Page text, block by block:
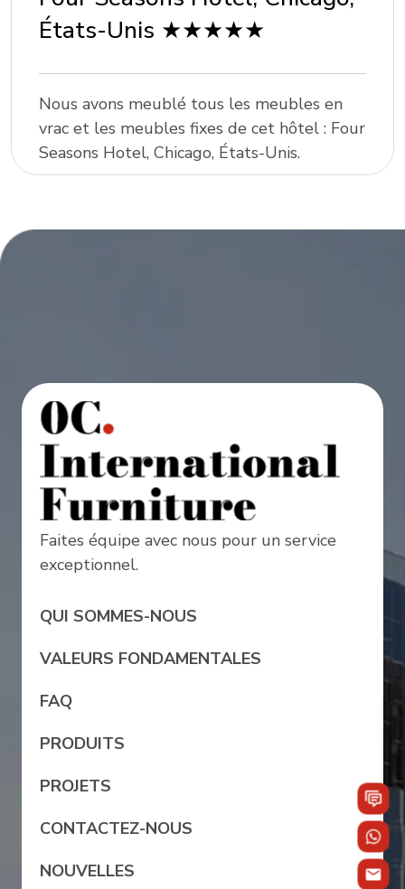
États-Unis ★★★★★
Nous avons meublé tous les meubles en
vrac et les meubles fixes de cet hôtel : Four
Seasons Hotel, Chicago, États-Unis.
Faites équipe avec nous pour un service
exceptionnel.
QUI SOMMES-NOUS
VALEURS FONDAMENTALES
FAQ
PRODUITS
PROJETS
CONTACTEZ-NOUS
NOUVELLES